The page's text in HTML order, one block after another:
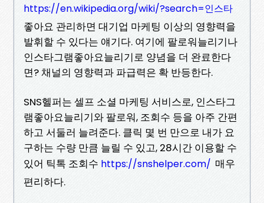
https://en.wikipedia.org/wiki/?search=인스타
좋아요 관리하면 대기업 마케팅 이상의 영향력을
발휘할 수 있다는 얘기다. 여기에 팔로워늘리기나
인스타그램좋아요늘리기로 양념을 더 완료한다
면? 채널의 영향력과 파급력은 확 반등한다.
SNS헬퍼는 셀프 소셜 마케팅 서비스로, 인스타그
램좋아요늘리기와 팔로워, 조회수 등을 아주 간편
하고 서둘러 늘려준다. 클릭 몇 번 만으로 내가 요
구하는 수량 만큼 늘릴 수 있고, 28시간 이용할 수
있어 틱톡 조회수 https://snshelper.com/ 매우
편리하다.